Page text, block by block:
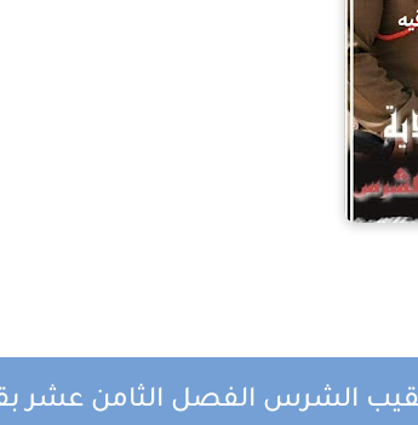
الشرس الفصل الثامن عشر